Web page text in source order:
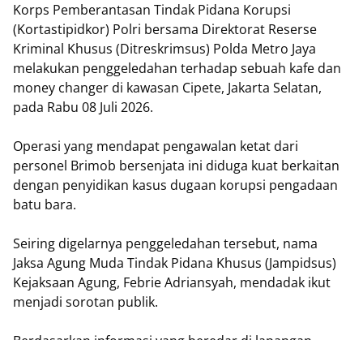
Korps Pemberantasan Tindak Pidana Korupsi
(Kortastipidkor) Polri bersama Direktorat Reserse
Kriminal Khusus (Ditreskrimsus) Polda Metro Jaya
melakukan penggeledahan terhadap sebuah kafe dan
money changer di kawasan Cipete, Jakarta Selatan,
pada Rabu 08 Juli 2026.
Operasi yang mendapat pengawalan ketat dari
personel Brimob bersenjata ini diduga kuat berkaitan
dengan penyidikan kasus dugaan korupsi pengadaan
batu bara.
Seiring digelarnya penggeledahan tersebut, nama
Jaksa Agung Muda Tindak Pidana Khusus (Jampidsus)
Kejaksaan Agung, Febrie Adriansyah, mendadak ikut
menjadi sorotan publik.